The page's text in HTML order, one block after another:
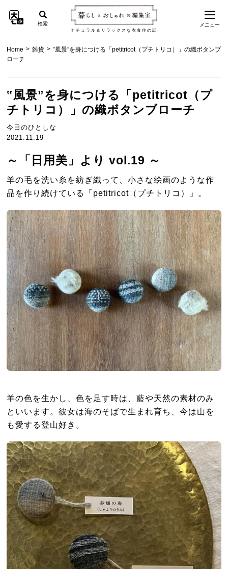
ナチュラル＆リラックスな衣食住の話
検索 メニュー
Home > 雑貨 > ‟風景”を身につける「petitricot（プチトリコ）」の織ボタンブ
ローチ
‟風景”を身につける「petitricot（プ
チトリコ）」の織ボタンブローチ
今日のひとしな
2021.11.19
～「日用美」より vol.19 ～
羊の毛を洗い糸を紡ぎ織って、小さな絵画のような作
品を作り続けている「petitricot（プチトリコ）」。
羊の色を生かし、色を足す時は、藍や天然の素材のみ
といいます。彼女は海のそばで生まれ育ち、今は山を
も愛する登山好き。